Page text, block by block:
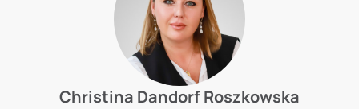
Christina Dandorf Roszkowska